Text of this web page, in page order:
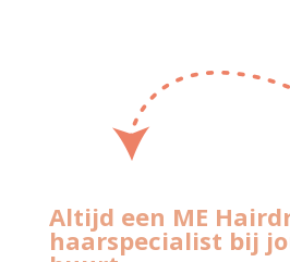
Altijd een ME
haarspecialist bij